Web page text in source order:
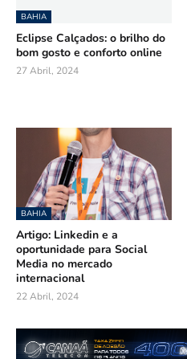
BAHIA
Eclipse Calçados: o brilho do
bom gosto e conforto online
27 Abril, 2024
BAHIA
Artigo: Linkedin e a
oportunidade para Social
Media no mercado
internacional
22 Abril, 2024